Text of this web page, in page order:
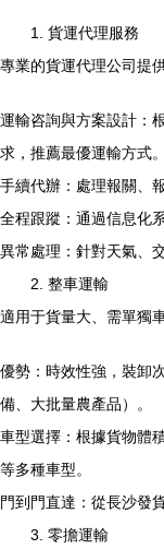
1. 貨運代理服務
專業的貨運代理公司提
運輸咨詢與方案設計：
求，推薦最優運輸方式。
手續代辦：處理報關、
全程跟蹤：通過信息化
異常處理：針對天氣、
2. 整車運輸
適用于貨量大、需單獨
優勢：時效性強，裝卸
備、大批量農產品）。
車型選擇：根據貨物體
等多種車型。
門到門直達：從長沙發
3. 零擔運輸